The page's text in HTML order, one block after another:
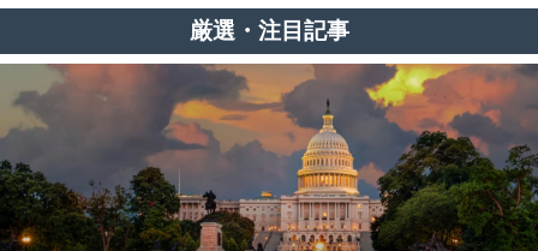
厳選・注目記事